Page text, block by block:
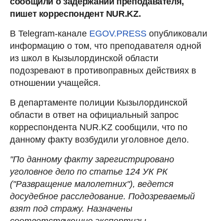
пишет корреспондент NUR.KZ.
В Telegram-канале EGOV.PRESS опубликовали
информацию о том, что преподавателя одной
из школ в Кызылординской области
подозревают в противоправных действиях в
отношении учащейся.
В департаменте полиции Кызылординской
области в ответ на официальный запрос
корреспондента NUR.KZ сообщили, что по
данному факту возбудили уголовное дело.
"По данному факту зарегистрировано
уголовное дело по статье 124 УК РК
("Развращение малолетних"), ведется
досудебное расследование. Подозреваемый
взят под стражу. Назначены